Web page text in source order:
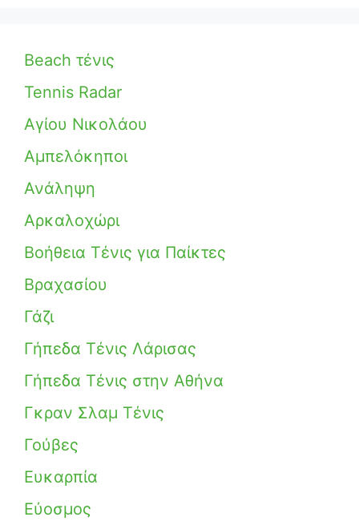
Beach τένις
Tennis Radar
Αγίου Νικολάου
Αμπελόκηποι
Ανάληψη
Αρκαλοχώρι
Βοήθεια Τένις για Παίκτες
Βραχασίου
Γάζι
Γήπεδα Τένις Λάρισας
Γήπεδα Τένις στην Αθήνα
Γκραν Σλαμ Τένις
Γούβες
Ευκαρπία
Εύοσμος